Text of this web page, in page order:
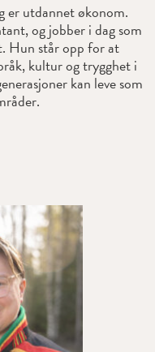
er utdannet økonom.
og jobber i dag som
Hun står opp for at
kultur og trygghet i
kan leve som